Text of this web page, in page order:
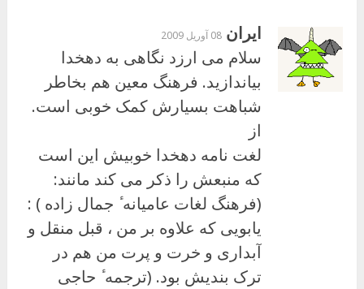
ایران 08 آوریل 2009
سلام می ارزد نگاهی به دهخدا
بیاندازید. فرهنگ معین هم بخاطر
شباهت بسیارش کمک خوبی است.
از
لغت نامه دهخدا خوبیش این است
که منبعش را ذکر می کند مانند:
(فرهنگ لغات عامیانه ٔ جمال زاده ) :
یابویی که علاوه بر من ، قبل منقل و
آبداری و خرت و پرت من هم در
ترک بندیش بود. (ترجمه ٔ حاجی